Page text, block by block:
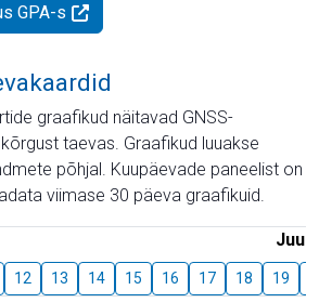
GPA-s
graafikud näitavad GNSS-
taevas. Graafikud luuakse
põhjal. Kuupäevade paneelist on
viimase 30 päeva graafikuid.
Juuli
12 13 14 15 16 17 18 19